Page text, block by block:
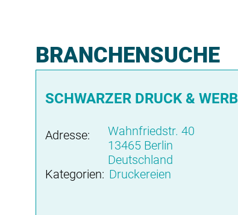
BRANCHENSUCHE
SCHWARZER DRUCK &
Adresse:
Wahnfriedstr. 40
13465 Berlin
Deutschland
Kategorien: Druckereien